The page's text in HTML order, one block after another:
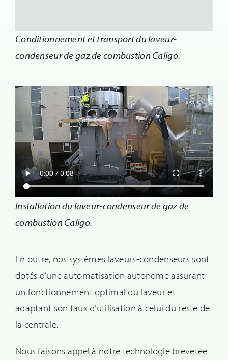
Conditionnement et transport du laveur-
condenseur de gaz de combustion Caligo.
Installation du laveur-condenseur de gaz de
combustion Caligo.
En outre, nos systèmes laveurs-condenseurs sont
dotés d’une automatisation autonome assurant
un fonctionnement optimal du laveur et
adaptant son taux d’utilisation à celui du reste de
la centrale.
Nous faisons appel à notre technologie brevetée